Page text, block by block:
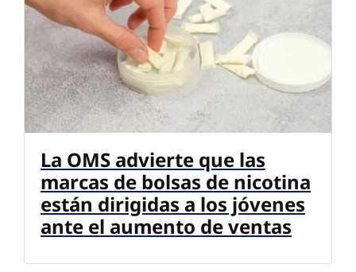
La OMS advierte que las
marcas de bolsas de nicotina
están dirigidas a los jóvenes
ante el aumento de ventas